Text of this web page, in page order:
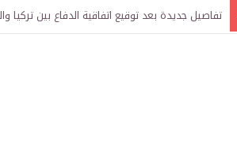
تفاصيل جديدة بعد توقيع اتفاقية الدفاع بين